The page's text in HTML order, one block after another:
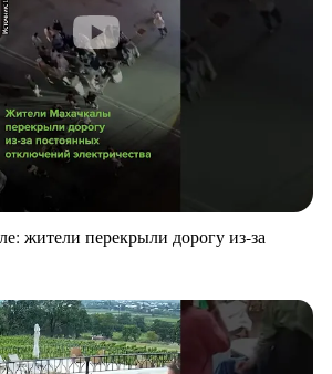
жители перекрыли дорогу из-за